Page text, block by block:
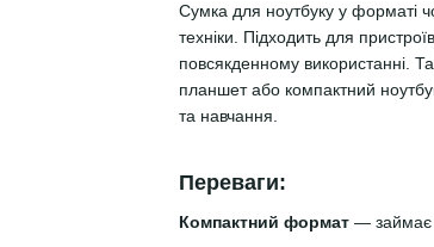
Сумка для ноутбуку у форматі
техніки. Підходить для
повсякденному використанні.
планшет або компактний
та навчання.
Переваги:
Компактний формат — займає